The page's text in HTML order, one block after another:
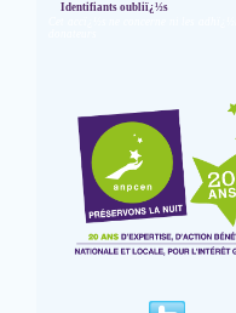
Identifiants oubliï¿½s